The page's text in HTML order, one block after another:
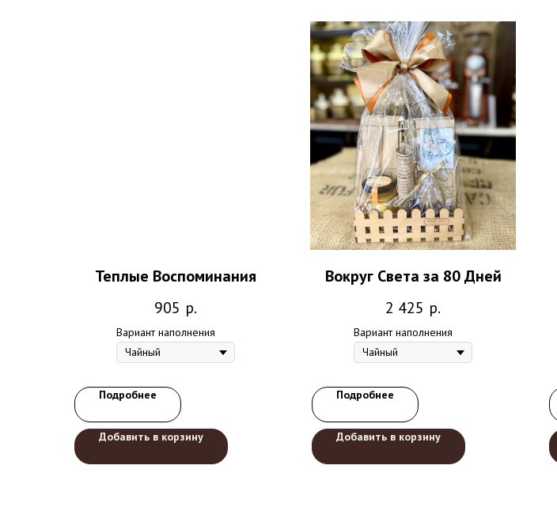
Теплые Воспоминания
905 р.
Вариант наполнения
Подробнее
Добавить в корзину
Вокруг Света за 80 Дней
2 425 р.
Вариант наполнения
Подробнее
Добавить в корзину